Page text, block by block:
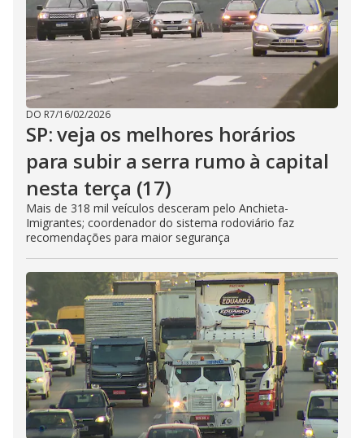
DO R7/16/02/2026
SP: veja os melhores horários
para subir a serra rumo à capital
nesta terça (17)
Mais de 318 mil veículos desceram pelo Anchieta-
Imigrantes; coordenador do sistema rodoviário faz
recomendações para maior segurança